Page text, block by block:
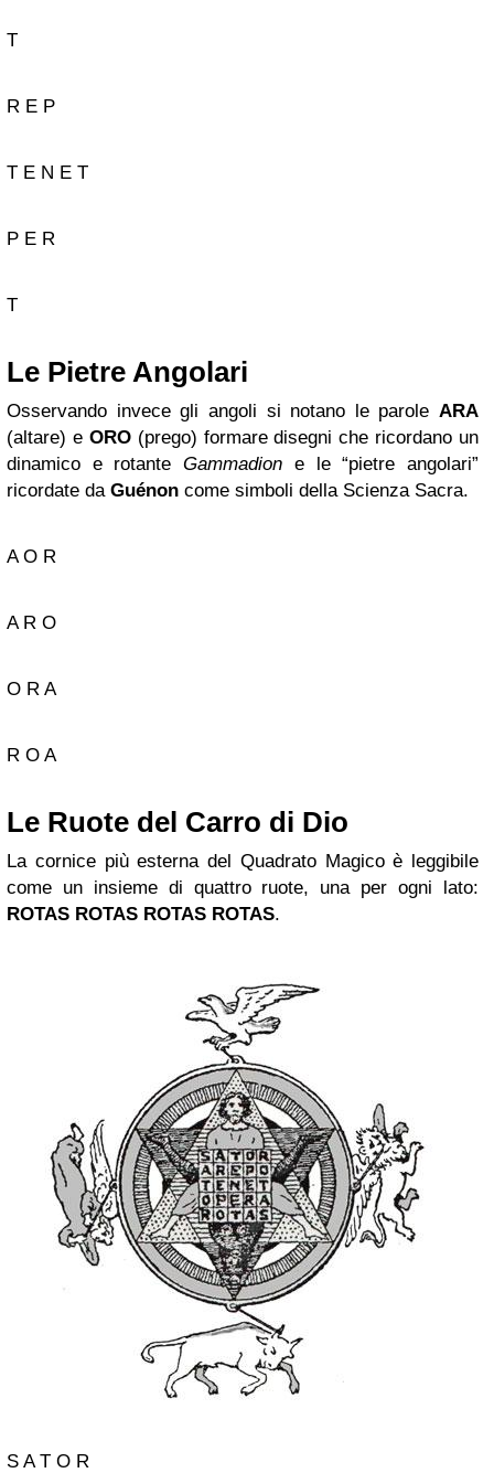
T
R E P
T E N E T
P E R
T
Le Pietre Angolari
Osservando invece gli angoli si notano le parole ARA
(altare) e ORO(prego) formare disegni che ricordano un
dinamico e rotanteGammadion e le “pietre angolari”
ricordate da Guénon come simboli della Scienza Sacra.
A O R
A R O
O R A
R O A
Le Ruote del Carro di Dio
La cornice più esterna del Quadrato Magico è leggibile
come un insieme di quattro ruote, una per ogni lato:
ROTAS ROTAS ROTAS ROTAS.
S A T O R